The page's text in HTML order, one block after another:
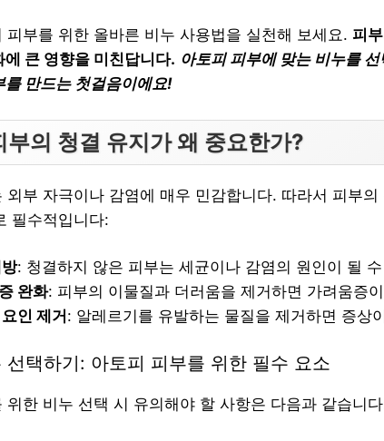
피부를 위한 올바른 비누 사용법을 실천해 보세요. 피
에 큰 영향을 미친답니다. 아토피 피부에 맞는 비누를
를 만드는 첫걸음이에요!
부의 청결 유지가 왜 중요한가?
외부 자극이나 감염에 매우 민감합니다. 따라서 피부
필수적입니다:
: 청결하지 않은 피부는 세균이나 감염의 원인이 될
완화: 피부의 이물질과 더러움을 제거하면 가려움증
인 제거: 알레르기를 유발하는 물질을 제거하면 증상
선택하기: 아토피 피부를 위한 필수 요소
위한 비누 선택 시 유의해야 할 사항은 다음과 같습니